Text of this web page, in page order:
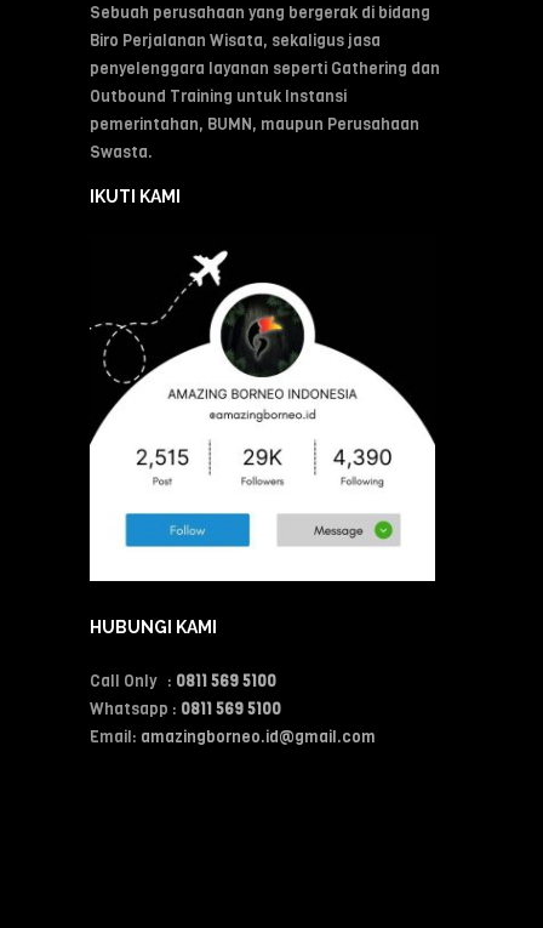
Sebuah perusahaan yang bergerak di bidang
Biro Perjalanan Wisata, sekaligus jasa
penyelenggara layanan seperti Gathering dan
Outbound Training untuk Instansi
pemerintahan, BUMN, maupun Perusahaan
Swasta.
IKUTI KAMI
HUBUNGI KAMI
Call Only : 0811 569 5100
Whatsapp : 0811 569 5100
Email: amazingborneo.id@gmail.com